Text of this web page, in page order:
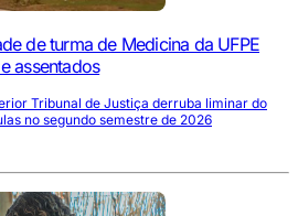
de turma de Medicina da UFPE
assentados
Tribunal de Justiça derruba liminar do
no segundo semestre de 2026